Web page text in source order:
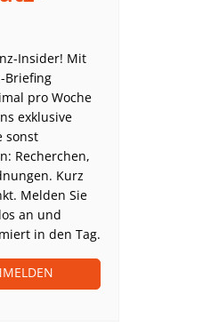
Insider! Mit
Briefing
pro Woche
exklusive
sonst
Recherchen,
Kurz
Melden Sie
an und
in den Tag.